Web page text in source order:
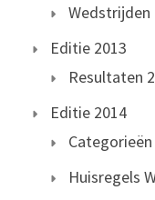
Wedstrijden
Editie 2013
Resultaten
Editie 2014
Categorieën
Huisregels